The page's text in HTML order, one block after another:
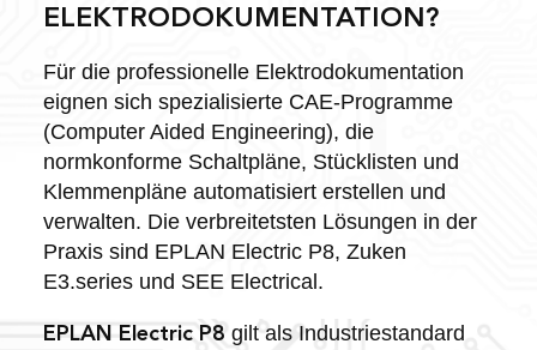
ELEKTRODOKUMENTATION?
Für die professionelle Elektrodokumentation
eignen sich spezialisierte CAE-Programme
(Computer Aided Engineering), die
normkonforme Schaltpläne, Stücklisten und
Klemmenpläne automatisiert erstellen und
verwalten. Die verbreitetsten Lösungen in der
Praxis sind EPLAN Electric P8, Zuken
E3.series und SEE Electrical.
EPLAN Electric P8 gilt als Industriestandard